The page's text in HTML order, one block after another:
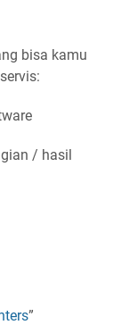
bisa kamu
/ hasil
”